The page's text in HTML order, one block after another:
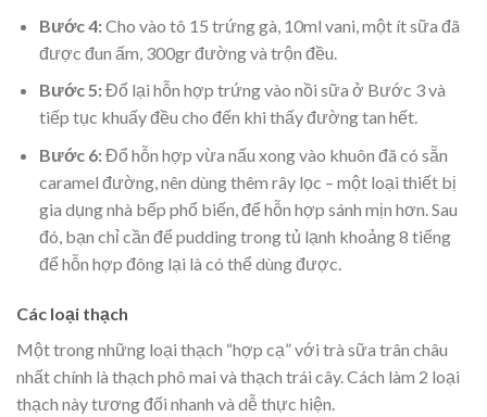
Bước 4:Cho vào tô 15 trứng gà, 10ml vani, một ít sữa đã
được đun ấm, 300gr đường và trộn đều.
Bước 5:Đổ lại hỗn hợp trứng vào nồi sữa ở Bước 3 và
tiếp tục khuấy đều cho đến khi thấy đường tan hết.
Bước 6:Đổ hỗn hợp vừa nấu xong vào khuôn đã có sẵn
caramel đường, nên dùng thêm rây lọc – một loại thiết bị
gia dụng nhà bếp phổ biến, để hỗn hợp sánh mịn hơn. Sau
đó, bạn chỉ cần để pudding trong tủ lạnh khoảng 8 tiếng
để hỗn hợp đông lại là có thể dùng được.
Các loại thạch
Một trong những loại thạch “hợp cạ” với trà sữa trân châu
nhất chính là thạch phô mai và thạch trái cây. Cách làm 2 loại
thạch này tương đối nhanh và dễ thực hiện.